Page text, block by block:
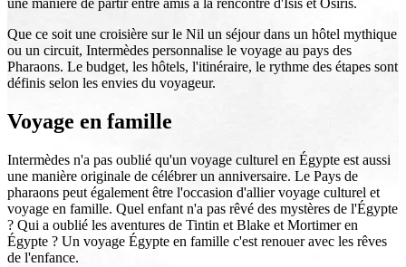
une manière de partir entre amis à la rencontre d'Isis et Osiris.
Que ce soit une croisière sur le Nil un séjour dans un hôtel mythique
ou un circuit, Intermèdes personnalise le voyage au pays des
Pharaons. Le budget, les hôtels, l'itinéraire, le rythme des étapes sont
définis selon les envies du voyageur.
Voyage en famille
Intermèdes n'a pas oublié qu'un voyage culturel en Égypte est aussi
une manière originale de célébrer un anniversaire. Le Pays de
pharaons peut également être l'occasion d'allier voyage culturel et
voyage en famille. Quel enfant n'a pas rêvé des mystères de l'Égypte
? Qui a oublié les aventures de Tintin et Blake et Mortimer en
Égypte ? Un voyage Égypte en famille c'est renouer avec les rêves
de l'enfance.